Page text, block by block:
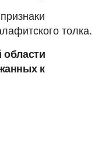
толка.
к